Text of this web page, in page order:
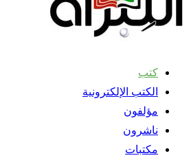
كتب
الكتب الإلكترونية
مؤلفون
ناشرون
مكتبات